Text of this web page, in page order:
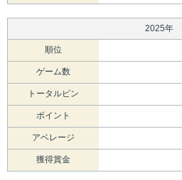
2025年
順位
ゲーム数
トータルピン
ポイント
アベレージ
獲得賞金